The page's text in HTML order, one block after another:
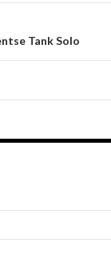
Tank Solo